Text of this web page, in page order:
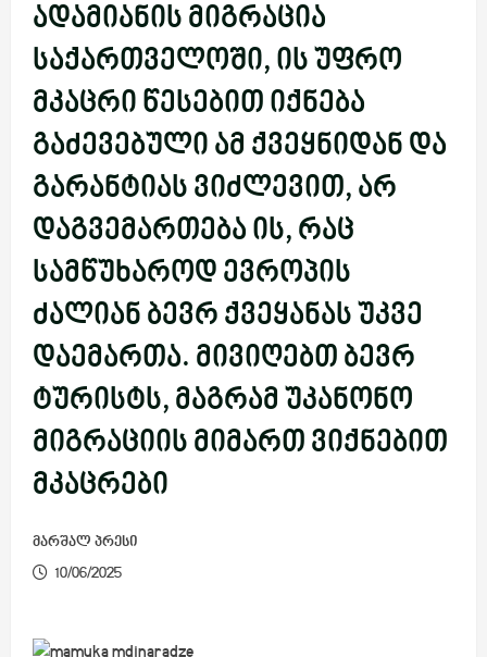
ადამიანის მიგრაცია
საქართველოში, ის უფრო
მკაცრი წესებით იქნება
გაძევებული ამ ქვეყნიდან და
გარანტიას ვიძლევით, არ
დაგვემართება ის, რაც
სამწუხაროდ ევროპის
ძალიან ბევრ ქვეყანას უკვე
დაემართა. მივიღებთ ბევრ
ტურისტს, მაგრამ უკანონო
მიგრაციის მიმართ ვიქნებით
მკაცრები
მარშალ პრესი
10/06/2025